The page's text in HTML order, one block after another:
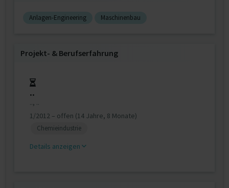
Anlagen-Engineering Maschinenbau
Projekt‐ & Berufserfahrung
..
.., ..
1/2012 – offen (14 Jahre, 8 Monate)
Chemieindustrie
Details anzeigen